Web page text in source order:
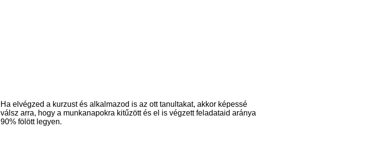
Ha elvégzed a kurzust és alkalmazod is az ott tanultakat, akkor képessé
válsz arra, hogy a munkanapokra kitűzött és el is végzett feladataid aránya
90% fölött legyen.